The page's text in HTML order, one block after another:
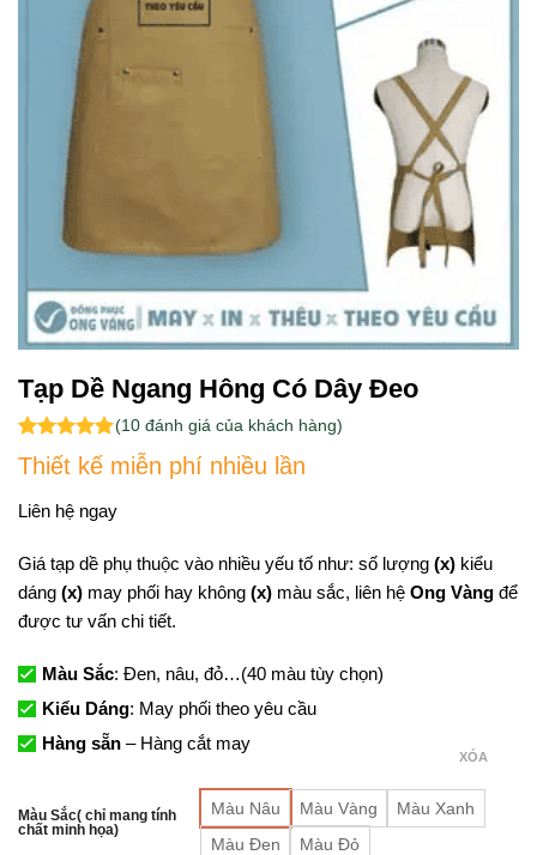
Tạp Dề Ngang Hông Có Dây Đeo
5.00trên 5
dựa trên
9
(10đánh giá của khách hàng)
Thiết kế miễn phí nhiều lần
Liên hệ ngay
Giá tạp dề phụ thuộc vào nhiều yếu tố như: số lượng (x)kiểu
dáng (x)may phối hay không (x)màu sắc, liên hệ Ong Vàngđể
được tư vấn chi tiết.
Màu Sắc: Đen, nâu, đỏ…(40 màu tùy chọn)
Kiểu Dáng: May phối theo yêu cầu
Hàng sẵn– Hàng cắt may
Màu Sắc( chỉ mang tính
chất minh họa)
Màu Nâu Màu Vàng
Màu Xanh
Màu Đen
Màu Đỏ
XÓA